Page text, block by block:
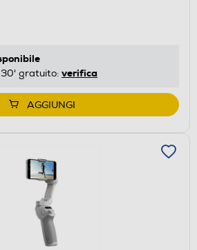
30' gratuito: verifica
AGGIUNGI